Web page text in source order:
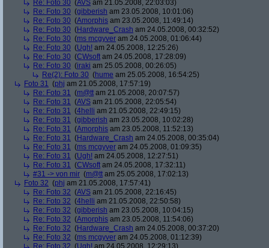
Re: Foto 30 (AVS am 21.05.2008, 22:03:03)
Re: Foto 30 (gibberish am 23.05.2008, 10:01:06)
Re: Foto 30 (Amorphis am 23.05.2008, 11:49:14)
Re: Foto 30 (Hardware_Crash am 24.05.2008, 00:32:52)
Re: Foto 30 (ms mcgyver am 24.05.2008, 01:06:44)
Re: Foto 30 (Ugh! am 24.05.2008, 12:25:26)
Re: Foto 30 (CWsoft am 24.05.2008, 17:28:09)
Re: Foto 30 (iraki am 25.05.2008, 00:26:05)
Re(2): Foto 30 (hume am 25.05.2008, 16:54:25)
Foto 31 (phj am 21.05.2008, 17:57:19)
Re: Foto 31 (m@tt am 21.05.2008, 20:07:57)
Re: Foto 31 (AVS am 21.05.2008, 22:05:54)
Re: Foto 31 (4helli am 21.05.2008, 22:49:15)
Re: Foto 31 (gibberish am 23.05.2008, 10:02:28)
Re: Foto 31 (Amorphis am 23.05.2008, 11:52:13)
Re: Foto 31 (Hardware_Crash am 24.05.2008, 00:35:04)
Re: Foto 31 (ms mcgyver am 24.05.2008, 01:09:35)
Re: Foto 31 (Ugh! am 24.05.2008, 12:27:51)
Re: Foto 31 (CWsoft am 24.05.2008, 17:32:11)
#31 -> von mir (m@tt am 25.05.2008, 17:02:13)
Foto 32 (phj am 21.05.2008, 17:57:41)
Re: Foto 32 (AVS am 21.05.2008, 22:16:45)
Re: Foto 32 (4helli am 21.05.2008, 22:50:58)
Re: Foto 32 (gibberish am 23.05.2008, 10:04:15)
Re: Foto 32 (Amorphis am 23.05.2008, 11:54:06)
Re: Foto 32 (Hardware_Crash am 24.05.2008, 00:37:20)
Re: Foto 32 (ms mcgyver am 24.05.2008, 01:12:39)
Re: Foto 32 (Ugh! am 24.05.2008, 12:29:13)